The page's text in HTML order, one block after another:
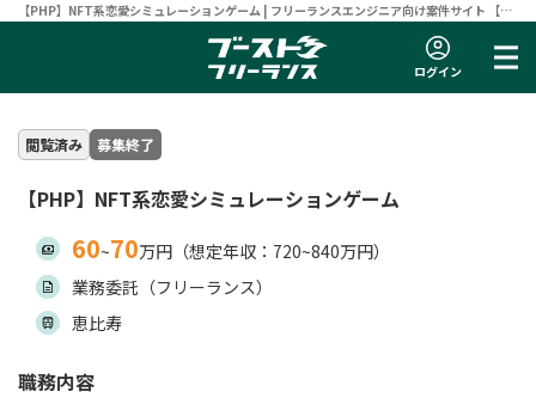
【PHP】NFT系恋愛シミュレーションゲーム | フリーランスエンジニア向け案件サイト 【ブ
ログイン
閲覧済み 募集終了
【PHP】NFT系恋愛シミュレーションゲーム
60~70万円（想定年収：720~840万円）
業務委託（フリーランス）
恵比寿
職務内容